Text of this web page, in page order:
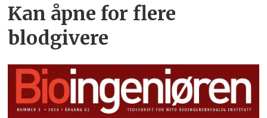
Kan åpne for flere
blodgivere